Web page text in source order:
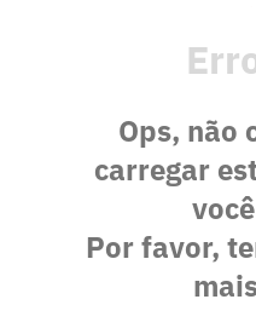
Ops, não
carregar
Por favor,